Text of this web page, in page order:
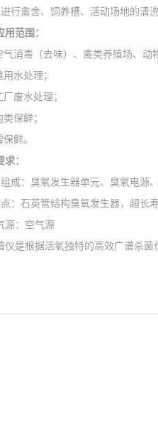
行禽舍、饲养槽、活动场地的清
用范围：
气消毒（去味）、禽类养殖场、动
水处理；
废水处理；
保鲜；
鲜。
求：
组成：臭氧发生器单元、臭氧电源
点：石英管结构臭氧发生器，超长
源：空气源
仪是根据活氧独特的高效广谱杀